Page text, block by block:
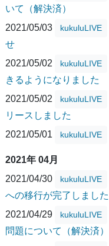
いて（解決済）
2021/05/03
kukuluLIVE
せ
2021/05/02
kukuluLIVE
きるようになりました
2021/05/02
kukuluLIVE
リースしました
2021/05/01
kukuluLIVE
2021年 04月
2021/04/30
kukuluLIVE
への移行が完了しました
2021/04/29
kukuluLIVE
問題について（解決済）